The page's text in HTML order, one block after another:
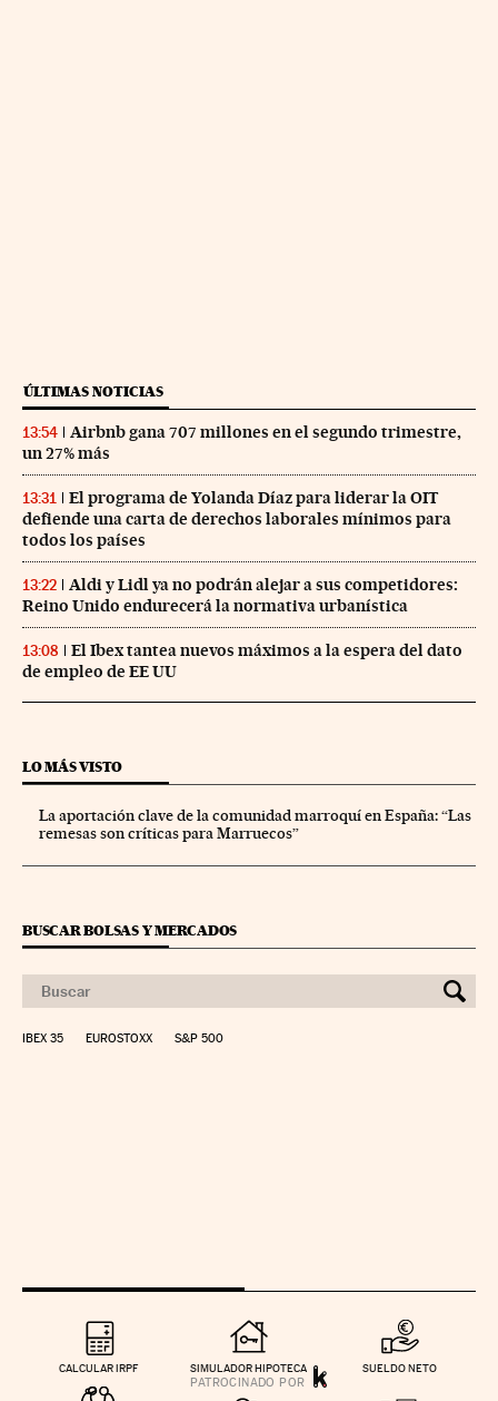
ÚLTIMAS NOTICIAS
13:54
Airbnb gana 707 millones en el segundo trimestre,
un 27% más
13:31
El programa de Yolanda Díaz para liderar la OIT
defiende una carta de derechos laborales mínimos para
todos los países
13:22
Aldi y Lidl ya no podrán alejar a sus competidores:
Reino Unido endurecerá la normativa urbanística
13:08
El Ibex tantea nuevos máximos a la espera del dato
de empleo de EE UU
LO MÁS VISTO
La aportación clave de la comunidad marroquí en España: “Las
remesas son críticas para Marruecos”
BUSCAR BOLSAS Y MERCADOS
IBEX 35 EUROSTOXX S&P 500
CALCULAR IRPF SIMULADOR HIPOTECA SUELDO NETO